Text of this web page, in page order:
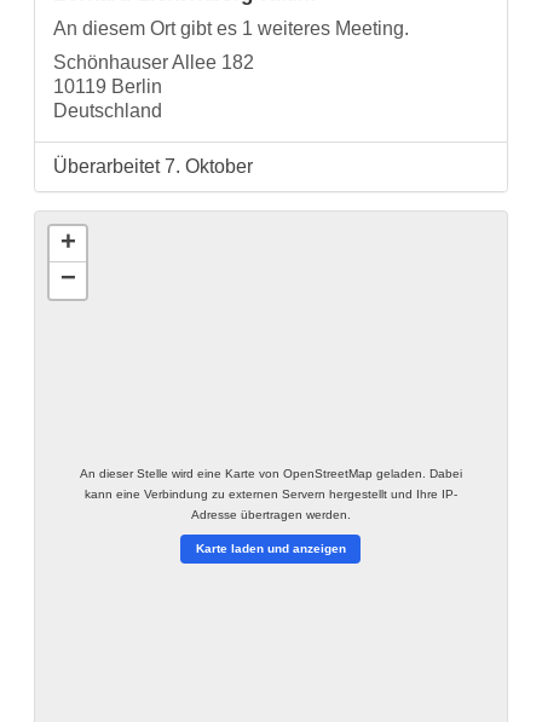
An diesem Ort gibt es 1 weiteres Meeting.
Schönhauser Allee 182
10119 Berlin
Deutschland
Überarbeitet 7. Oktober
An dieser Stelle wird eine Karte von OpenStreetMap geladen. Dabei
kann eine Verbindung zu externen Servern hergestellt und Ihre IP-
Adresse übertragen werden.
Karte laden und anzeigen
+
−